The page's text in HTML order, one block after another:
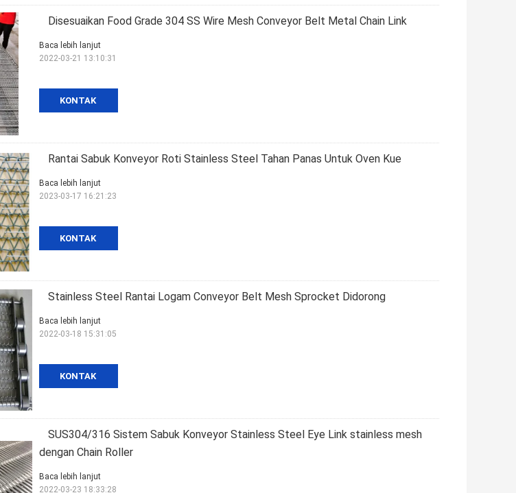
Disesuaikan Food Grade 304 SS Wire Mesh Conveyor Belt Metal Chain Link
KONTAK
Baca lebih lanjut
2022-03-21 13:10:31
Rantai Sabuk Konveyor Roti Stainless Steel Tahan Panas Untuk Oven Kue
KONTAK
Baca lebih lanjut
2023-03-17 16:21:23
Stainless Steel Rantai Logam Conveyor Belt Mesh Sprocket Didorong
KONTAK
Baca lebih lanjut
2022-03-18 15:31:05
SUS304/316 Sistem Sabuk Konveyor Stainless Steel Eye Link stainless mesh
dengan Chain Roller
Baca lebih lanjut
2022-03-23 18:33:28